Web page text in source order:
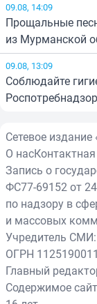
09.08, 14:09
Прощальные
из Мурманской
09.08, 13:09
Соблюдайте
Сетевое
О нас
Запись о
ФС77-69152 от
по надзору в
и массовых
Учредитель
ОГРН
Главный
Содержимое